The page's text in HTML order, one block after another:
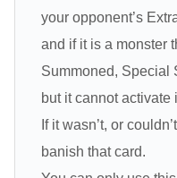
your opponent’s
and if it is a monster
Summoned, Special
but it cannot activate
If it wasn’t, or
banish that card.